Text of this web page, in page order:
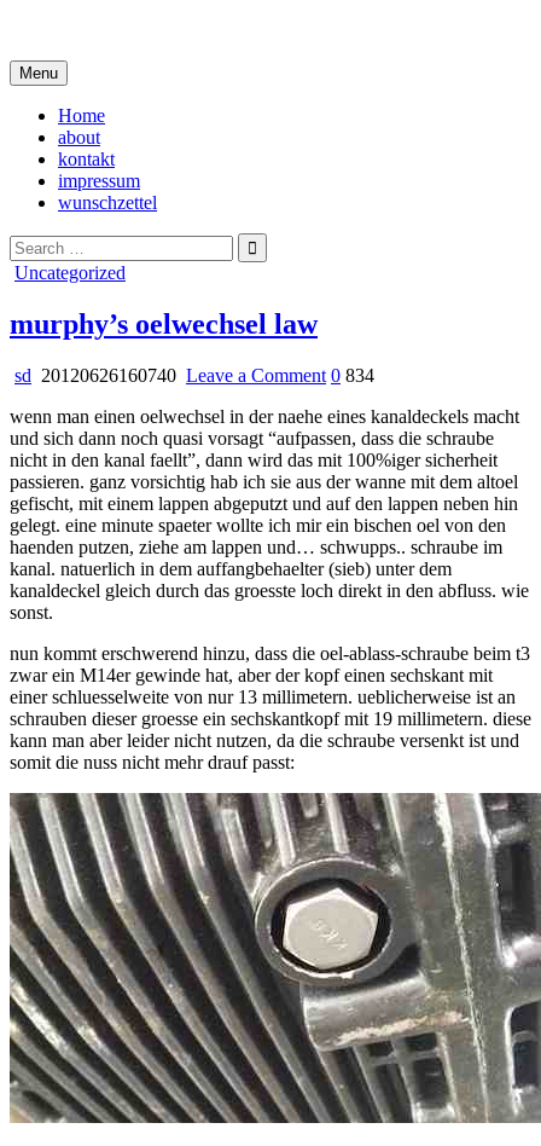
content
Menu
Home
about
kontakt
impressum
wunschzettel
Search
for:
Posted
Uncategorized
murphy’s oelwechsel law
sd 20120626160740 Leave a Commenton
oelwechsel
law
0 834
wenn man einen oelwechsel in der naehe eines kanaldeckels macht
und sich dann noch quasi vorsagt “aufpassen, dass die schraube
nicht in den kanal faellt”, dann wird das mit 100%iger sicherheit
passieren. ganz vorsichtig hab ich sie aus der wanne mit dem altoel
gefischt, mit einem lappen abgeputzt und auf den lappen neben hin
gelegt. eine minute spaeter wollte ich mir ein bischen oel von den
haenden putzen, ziehe am lappen und… schwupps.. schraube im
kanal. natuerlich in dem auffangbehaelter (sieb) unter dem
kanaldeckel gleich durch das groesste loch direkt in den abfluss. wie
sonst.
nun kommt erschwerend hinzu, dass die oel-ablass-schraube beim t3
zwar ein M14er gewinde hat, aber der kopf einen sechskant mit
einer schluesselweite von nur 13 millimetern. ueblicherweise ist an
schrauben dieser groesse ein sechskantkopf mit 19 millimetern. diese
kann man aber leider nicht nutzen, da die schraube versenkt ist und
somit die nuss nicht mehr drauf passt: